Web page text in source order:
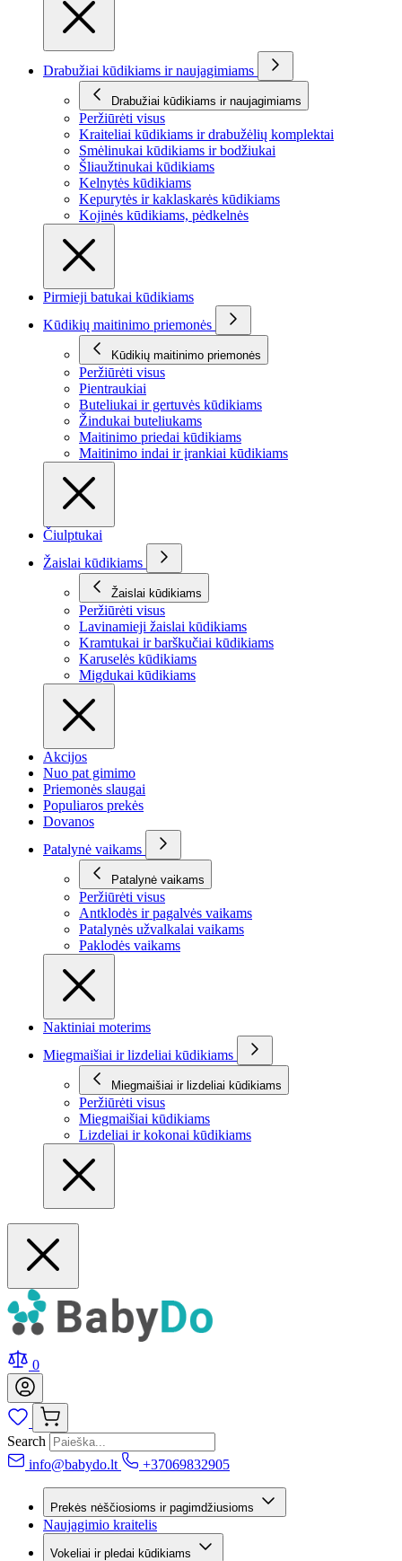
Drabužiai kūdikiams ir naujagimiams
Drabužiai kūdikiams ir naujagimiams
Peržiūrėti visus
Kraiteliai kūdikiams ir drabužėlių komplektai
Smėlinukai kūdikiams ir bodžiukai
Šliaužtinukai kūdikiams
Kelnytės kūdikiams
Kepurytės ir kaklaskarės kūdikiams
Kojinės kūdikiams, pėdkelnės
Pirmieji batukai kūdikiams
Kūdikių maitinimo priemonės
Kūdikių maitinimo priemonės
Peržiūrėti visus
Pientraukiai
Buteliukai ir gertuvės kūdikiams
Žindukai buteliukams
Maitinimo priedai kūdikiams
Maitinimo indai ir įrankiai kūdikiams
Čiulptukai
Žaislai kūdikiams
Žaislai kūdikiams
Peržiūrėti visus
Lavinamieji žaislai kūdikiams
Kramtukai ir barškučiai kūdikiams
Karuselės kūdikiams
Migdukai kūdikiams
Akcijos
Nuo pat gimimo
Priemonės slaugai
Populiaros prekės
Dovanos
Patalynė vaikams
Patalynė vaikams
Peržiūrėti visus
Antklodės ir pagalvės vaikams
Patalynės užvalkalai vaikams
Paklodės vaikams
Naktiniai moterims
Miegmaišiai ir lizdeliai kūdikiams
Miegmaišiai ir lizdeliai kūdikiams
Peržiūrėti visus
Miegmaišiai kūdikiams
Lizdeliai ir kokonai kūdikiams
0
Search
info@babydo.lt
+37069832905
Prekės nėščiosioms ir pagimdžiusioms
Naujagimio kraitelis
Vokeliai ir pledai kūdikiams